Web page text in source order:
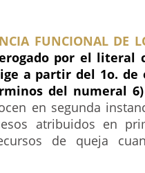
FUNCIONAL DE
por el literal
a partir del 1o. de
del numeral
en segunda
atribuidos en
de queja